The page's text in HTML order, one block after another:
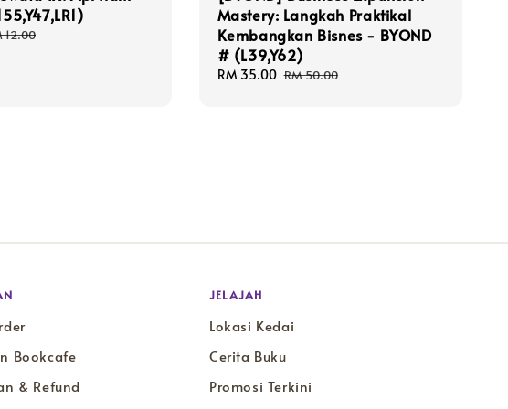
12.00
Mastery: Langkah Praktikal
Kembangkan Bisnes - BYOND
# (L39,Y62)
Sale
RM 35.00 Regular
RM 50.00
Bookcafe
& Refund
JELAJAH
Lokasi Kedai
Cerita Buku
Promosi Terkini